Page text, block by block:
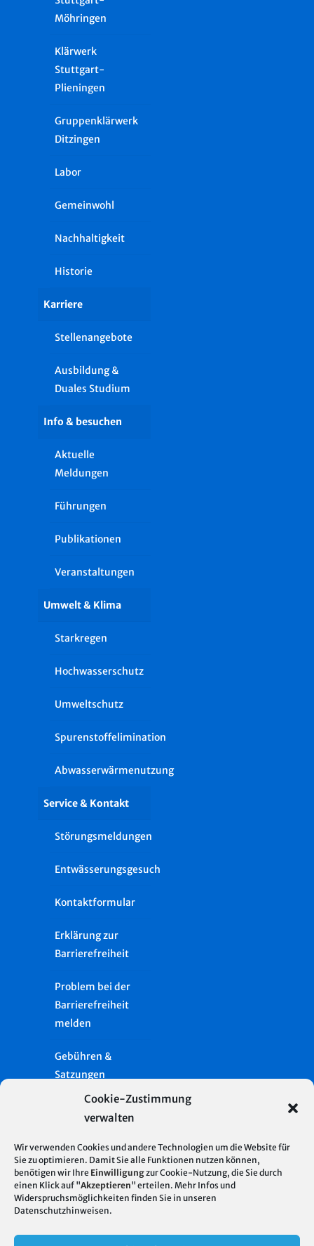
Cookie-Zustimmung
verwalten
Wir verwenden Cookies und andere Technologien um die Website für
Sie zu optimieren. Damit Sie alle Funktionen nutzen können,
benötigen wir Ihre Einwilligungzur Cookie-Nutzung, die Sie durch
einen Klick auf "Akzeptieren" erteilen. Mehr Infos und
Widerspruchsmöglichkeiten finden Sie in unseren
Datenschutzhinweisen.
Möhringen
Klärwerk
Stuttgart-
Plieningen
Gruppenklärwerk
Ditzingen
Labor
Gemeinwohl
Nachhaltigkeit
Historie
Karriere
Stellenangebote
Ausbildung &
Duales Studium
Info & besuchen
Aktuelle
Meldungen
Führungen
Publikationen
Veranstaltungen
Umwelt & Klima
Starkregen
Hochwasserschutz
Umweltschutz
Spurenstoffelimination
Abwasserwärmenutzung
Service & Kontakt
Störungsmeldungen
Entwässerungsgesuch
Kontaktformular
Erklärung zur
Barrierefreiheit
Problem bei der
Barrierefreiheit
melden
Gebühren &
Satzungen
Presse
Glossar
Impressum
© 2026
Stadtentwässerung
Server Standort
Deutschland